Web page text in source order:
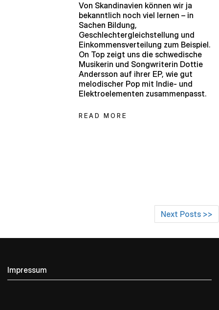
Von Skandinavien können wir ja
bekanntlich noch viel lernen – in
Sachen Bildung,
Geschlechtergleichstellung und
Einkommensverteilung zum Beispiel.
On Top zeigt uns die schwedische
Musikerin und Songwriterin Dottie
Andersson auf ihrer EP, wie gut
melodischer Pop mit Indie- und
Elektroelementen zusammenpasst.
READ MORE
Next Posts >>
Impressum